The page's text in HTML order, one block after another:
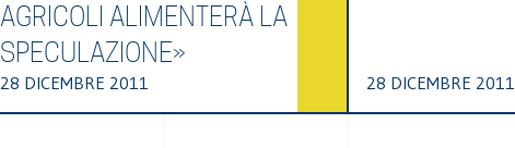
AGRICOLI ALIMENTERÀ LA
SPECULAZIONE»
28 DICEMBRE 2011 28 DICEMBRE 2011